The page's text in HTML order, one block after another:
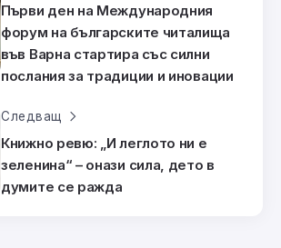
Първи ден на Международния
форум на българските читалища
във Варна стартира със силни
послания за традиции и иновации
Следващ
Книжно ревю: „И леглото ни е
зеленина“ – онази сила, дето в
думите се ражда